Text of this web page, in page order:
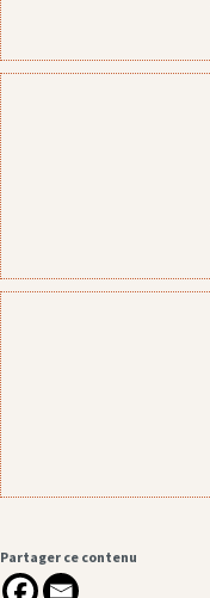
Partager ce contenu